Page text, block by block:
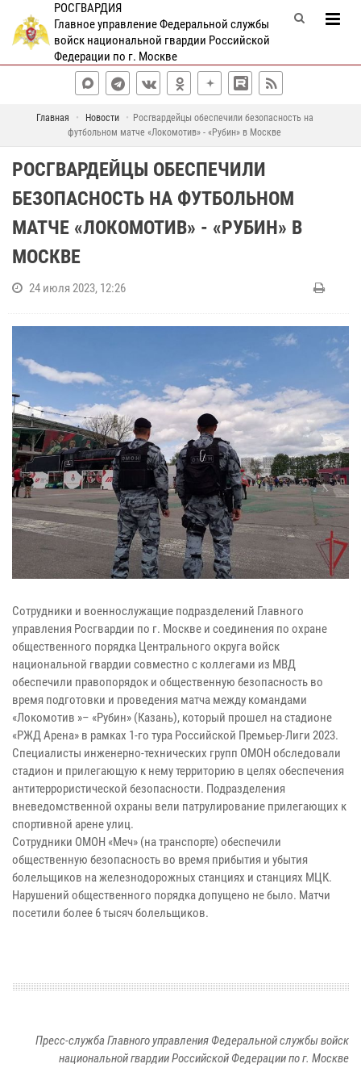
РОСГВАРДИЯ
Главное управление Федеральной службы
войск национальной гвардии Российской
Федерации по г. Москве
Главная Новости
Росгвардейцы обеспечили безопасность на
футбольном матче «Локомотив» - «Рубин» в Москве
РОСГВАРДЕЙЦЫ ОБЕСПЕЧИЛИ
БЕЗОПАСНОСТЬ НА ФУТБОЛЬНОМ
МАТЧЕ «ЛОКОМОТИВ» - «РУБИН» В
МОСКВЕ
24 июля 2023, 12:26
Сотрудники и военнослужащие подразделений Главного
управления Росгвардии по г. Москве и соединения по охране
общественного порядка Центрального округа войск
национальной гвардии совместно с коллегами из МВД
обеспечили правопорядок и общественную безопасность во
время подготовки и проведения матча между командами
«Локомотив »– «Рубин» (Казань), который прошел на стадионе
«РЖД Арена» в рамках 1-го тура Российской Премьер-Лиги 2023.
Специалисты инженерно-технических групп ОМОН обследовали
стадион и прилегающую к нему территорию в целях обеспечения
антитеррористической безопасности. Подразделения
вневедомственной охраны вели патрулирование прилегающих к
спортивной арене улиц.
Сотрудники ОМОН «Меч» (на транспорте) обеспечили
общественную безопасность во время прибытия и убытия
болельщиков на железнодорожных станциях и станциях МЦК.
Нарушений общественного порядка допущено не было. Матчи
посетили более 6 тысяч болельщиков.
Пресс-служба Главного управления Федеральной службы войск
национальной гвардии Российской Федерации по г. Москве